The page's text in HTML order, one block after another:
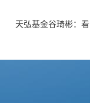
天弘基金谷琦彬：看